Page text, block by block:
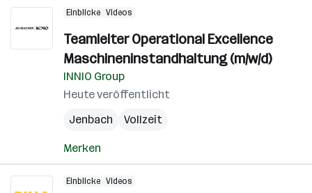
Einblicke Videos
Teamleiter Operational Excellence
Maschineninstandhaltung (m/w/d)
INNIO Group
Heute veröffentlicht
Jenbach
Vollzeit
Merken
Einblicke Videos